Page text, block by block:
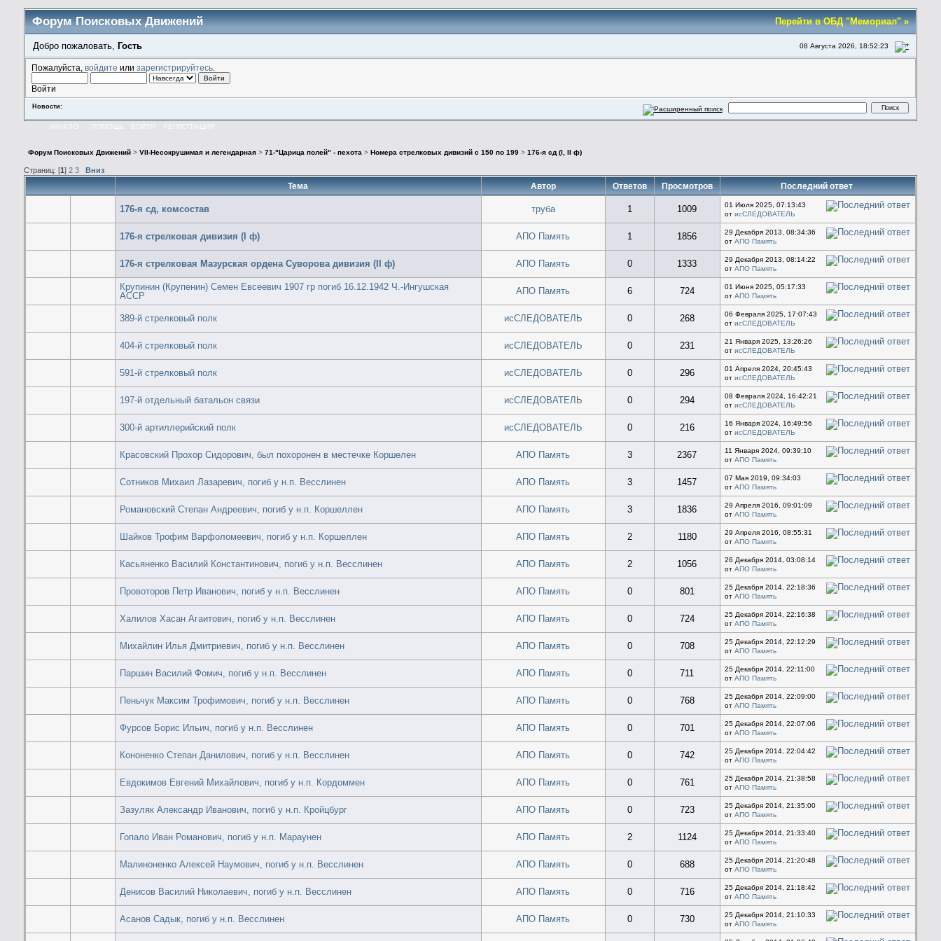
Перейти в ОБД "Мемориал" »
Форум Поисковых Движений
08 Августа 2026, 18:52:23
Добро пожаловать, Гость
Пожалуйста, войдите или зарегистрируйтесь.
Войти
Новости:
НАЧАЛО ПОМОЩЬ ВОЙТИ РЕГИСТРАЦИЯ
Форум Поисковых Движений >VII-Несокрушимая и легендарная >71-"Царица полей" - пехота > Номера стрелковых дивизий с 150 по 199 >176-я сд (I, II ф)
Страниц: [1 ] 2 3 Вниз
Тема Автор Ответов Просмотров Последний ответ
176-я сд, комсостав труба 1 1009
01 Июля 2025, 07:13:43
отисСЛЕДОВАТЕЛЬ
176-я стрелковая дивизия (I ф) АПО Память 1 1856
29 Декабря 2013, 08:34:36
отАПО Память
176-я стрелковая Мазурская ордена Суворова дивизия (II ф) АПО Память 0 1333
29 Декабря 2013, 08:14:22
отАПО Память
Крупинин (Крупенин) Семен Евсеевич 1907 гр погиб 16.12.1942 Ч.-Ингушская
АССР
АПО Память 6 724
01 Июня 2025, 05:17:33
отАПО Память
389-й стрелковый полк исСЛЕДОВАТЕЛЬ 0 268
06 Февраля 2025, 17:07:43
отисСЛЕДОВАТЕЛЬ
404-й стрелковый полк исСЛЕДОВАТЕЛЬ 0 231
21 Января 2025, 13:26:26
отисСЛЕДОВАТЕЛЬ
591-й стрелковый полк исСЛЕДОВАТЕЛЬ 0 296
01 Апреля 2024, 20:45:43
отисСЛЕДОВАТЕЛЬ
197-й отдельный батальон связи исСЛЕДОВАТЕЛЬ 0 294
08 Февраля 2024, 16:42:21
отисСЛЕДОВАТЕЛЬ
300-й артиллерийский полк исСЛЕДОВАТЕЛЬ 0 216
16 Января 2024, 16:49:56
отисСЛЕДОВАТЕЛЬ
Красовский Прохор Сидорович, был похоронен в местечке Коршелен АПО Память 3 2367
11 Января 2024, 09:39:10
отАПО Память
Сотников Михаил Лазаревич, погиб у н.п. Весслинен АПО Память 3 1457
07 Мая 2019, 09:34:03
отАПО Память
Романовский Степан Андреевич, погиб у н.п. Коршеллен АПО Память 3 1836
29 Апреля 2016, 09:01:09
отАПО Память
Шайков Трофим Варфоломеевич, погиб у н.п. Коршеллен АПО Память 2 1180
29 Апреля 2016, 08:55:31
отАПО Память
Касьяненко Василий Константинович, погиб у н.п. Весслинен АПО Память 2 1056
26 Декабря 2014, 03:08:14
отАПО Память
Провоторов Петр Иванович, погиб у н.п. Весслинен АПО Память 0 801
25 Декабря 2014, 22:18:36
отАПО Память
Халилов Хасан Агаитович, погиб у н.п. Весслинен АПО Память 0 724
25 Декабря 2014, 22:16:38
отАПО Память
Михайлин Илья Дмитриевич, погиб у н.п. Весслинен АПО Память 0 708
25 Декабря 2014, 22:12:29
отАПО Память
Паршин Василий Фомич, погиб у н.п. Весслинен АПО Память 0 711
25 Декабря 2014, 22:11:00
отАПО Память
Пеньчук Максим Трофимович, погиб у н.п. Весслинен АПО Память 0 768
25 Декабря 2014, 22:09:00
отАПО Память
Фурсов Борис Ильич, погиб у н.п. Весслинен АПО Память 0 701
25 Декабря 2014, 22:07:06
отАПО Память
Кононенко Степан Данилович, погиб у н.п. Весслинен АПО Память 0 742
25 Декабря 2014, 22:04:42
отАПО Память
Евдокимов Евгений Михайлович, погиб у н.п. Кордоммен АПО Память 0 761
25 Декабря 2014, 21:38:58
отАПО Память
Зазуляк Александр Иванович, погиб у н.п. Кройцбург АПО Память 0 723
25 Декабря 2014, 21:35:00
отАПО Память
Гопало Иван Романович, погиб у н.п. Мараунен АПО Память 2 1124
25 Декабря 2014, 21:33:40
отАПО Память
Малиноненко Алексей Наумович, погиб у н.п. Весслинен АПО Память 0 688
25 Декабря 2014, 21:20:48
отАПО Память
Денисов Василий Николаевич, погиб у н.п. Весслинен АПО Память 0 716
25 Декабря 2014, 21:18:42
отАПО Память
Асанов Садык, погиб у н.п. Весслинен АПО Память 0 730
25 Декабря 2014, 21:10:33
отАПО Память